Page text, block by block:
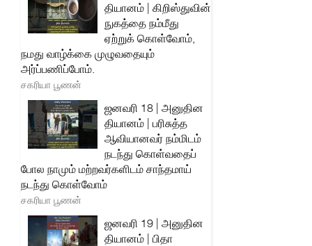
தியானம் | கிறிஸ்துவின்
நுகத்தை நம்மீது
ஏற்றுக் கொள்வோம்,
நமது வாழ்க்கை முழுவதையும்
அர்ப்பணிப்போம்.
சகரியா பூணன்
ஜனவரி 18 | அனுதின
தியானம் | பரிசுத்த
ஆவியானவர் நம்மிடம்
நடந்து கொள்வதைப்
போல நாமும் மற்றவர்களிடம் சாந்தமாய்
நடந்து கொள்வோம்
சகரியா பூணன்
ஜனவரி 19 | அனுதின
தியானம் | பிதா